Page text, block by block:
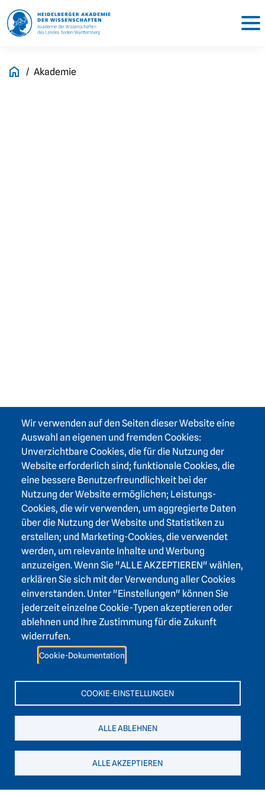
Wir verwenden auf den Seiten dieser Website eine
Auswahl an eigenen und fremden Cookies:
Unverzichtbare Cookies, die für die Nutzung der
Website erforderlich sind; funktionale Cookies, die
eine bessere Benutzerfreundlichkeit bei der
Nutzung der Website ermöglichen; Leistungs-
Cookies, die wir verwenden, um aggregierte Daten
über die Nutzung der Website und Statistiken zu
erstellen; und Marketing-Cookies, die verwendet
werden, um relevante Inhalte und Werbung
anzuzeigen. Wenn Sie "ALLE AKZEPTIEREN" wählen,
erklären Sie sich mit der Verwendung aller Cookies
einverstanden. Unter "Einstellungen" können Sie
jederzeit einzelne Cookie-Typen akzeptieren oder
ablehnen und Ihre Zustimmung für die Zukunft
widerrufen.
Cookie-Dokumentation
COOKIE-EINSTELLUNGEN
ALLE ABLEHNEN
ALLE AKZEPTIEREN
Akademie
Footer area one
Footer area two
Footer area three
Heidelberger Akademie der Wissenschaften
Karlstraße 4
+49 6221 / 54 32 65
hadw@hadw-bw.de